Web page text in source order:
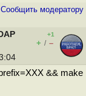
Cообщить модератору
+1
+ / –
&& make